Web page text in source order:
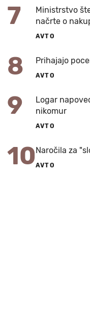
7
Ministrstvo
načrte o
AVTO
8 Prihajajo
AVTO
9
Logar
nikomur
AVTO
10Naročila za
AVTO